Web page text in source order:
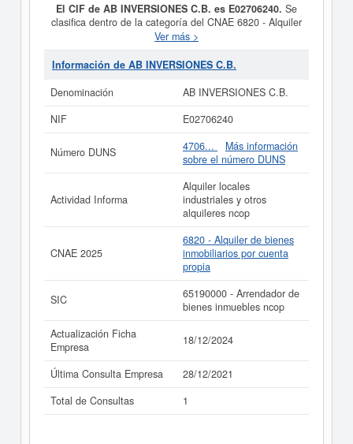
El CIF de AB INVERSIONES C.B. es E02706240. Se
clasifica dentro de la categoría del CNAE 6820 - Alquiler
de bienes inmobiliarios por cuenta propia.
INVERSIONES C.B.consta con el número de SIC
65190000, correspondiente a la actividad de Arrendador
ha sido el 28/12/2021. La ficha se ha consultado hasta
puede solicitar esta empresa y otras parecidas puede
Si está interesado en conocer más datos de la empresa
AB INVERSIONES C.B. puedeacceder inmediatamente
de AB INVERSIONES C.B. y
consultar los resultados de sus años de actividad, así
como los balances y cuentas de resultados disponibles.
La última actualización del informe de empresa se ha
realizado el 18/12/2024.
Ver más >
Información de AB INVERSIONES C.B.
Denominación
AB INVERSIONES C.B.
NIF
E02706240
Número DUNS 4706...
Más información
sobre el número DUNS
Actividad Informa
Alquiler locales
industriales y otros
alquileres ncop
CNAE 2025
6820 - Alquiler de bienes
inmobiliarios por cuenta
propia
SIC
65190000 - Arrendador de
bienes inmuebles ncop
Actualización Ficha
Empresa
18/12/2024
Última Consulta Empresa
28/12/2021
Total de Consultas
1